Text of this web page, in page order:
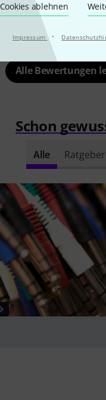
Cookies ablehnen
Impressum ·
BEWERTUNG MELDEN
Alle Bewertungen
Schon
Alle Ratgeber